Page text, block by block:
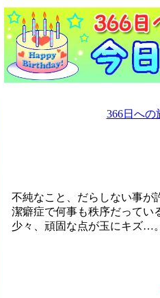
366日への
不純なこと、だらしない事が
潔癖症で何事も秩序だってい
少々、頑固な点が玉にキズ…。